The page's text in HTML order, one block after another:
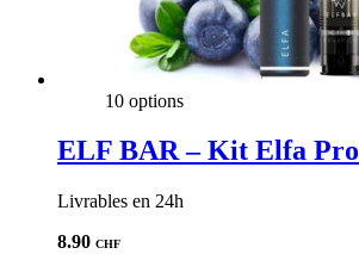
10 options
ELF BAR – Kit Elfa Pro
Livrables en 24h
8.90 CHF